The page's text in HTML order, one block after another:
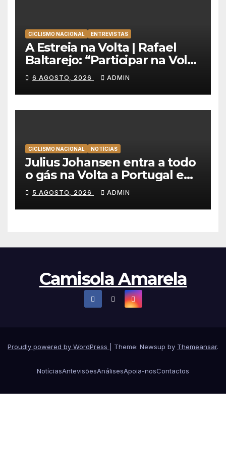
CICLISMO NACIONAL ENTREVISTAS
A Estreia na Volta | Rafael
Baltarejo: “Participar na Volta
a Portugal é o sonho de
qualquer ciclista”
6 AGOSTO, 2026 ADMIN
CICLISMO NACIONAL NOTÍCIAS
Julius Johansen entra a todo
o gás na Volta a Portugal e
lidera dobradinha da UAE
Team Emirates em Lisboa
5 AGOSTO, 2026 ADMIN
Camisola Amarela
Proudly powered by WordPress Theme: Newsup by Themeansar.
NotíciasAntevisõesAnálisesApoia-nosContactos